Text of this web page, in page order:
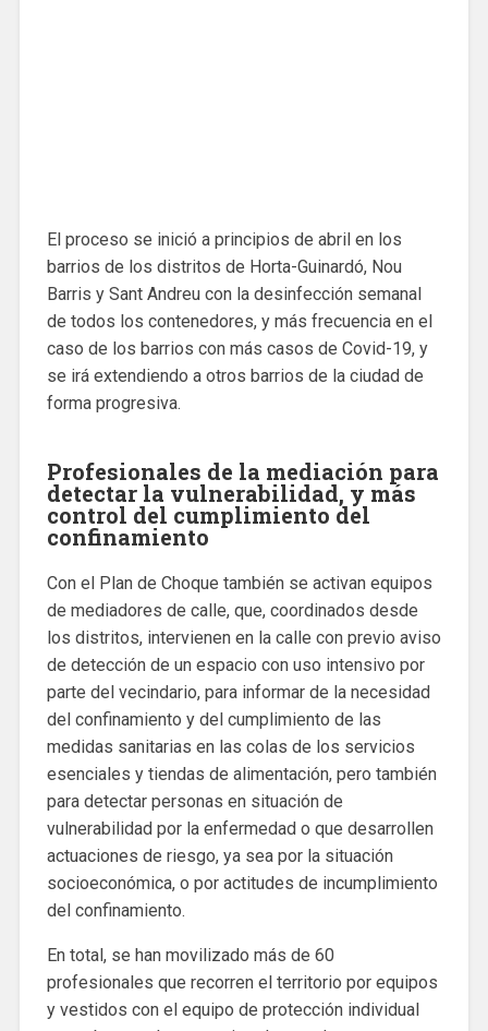
El proceso se inició a principios de abril en los
barrios de los distritos de Horta-Guinardó, Nou
Barris y Sant Andreu con la desinfección semanal
de todos los contenedores, y más frecuencia en el
caso de los barrios con más casos de Covid-19, y
se irá extendiendo a otros barrios de la ciudad de
forma progresiva.
Profesionales de la mediación para
detectar la vulnerabilidad, y más
control del cumplimiento del
confinamiento
Con el Plan de Choque también se activan equipos
de mediadores de calle, que, coordinados desde
los distritos, intervienen en la calle con previo aviso
de detección de un espacio con uso intensivo por
parte del vecindario, para informar de la necesidad
del confinamiento y del cumplimiento de las
medidas sanitarias en las colas de los servicios
esenciales y tiendas de alimentación, pero también
para detectar personas en situación de
vulnerabilidad por la enfermedad o que desarrollen
actuaciones de riesgo, ya sea por la situación
socioeconómica, o por actitudes de incumplimiento
del confinamiento.
En total, se han movilizado más de 60
profesionales que recorren el territorio por equipos
y vestidos con el equipo de protección individual